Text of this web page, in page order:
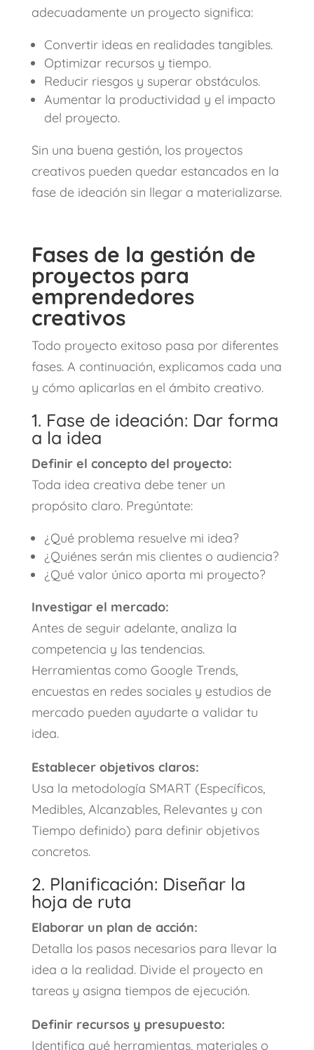
adecuadamente un proyecto significa:
Convertir ideas en realidades tangibles.
Optimizar recursos y tiempo.
Reducir riesgos y superar obstáculos.
Aumentar la productividad y el impacto
del proyecto.
Sin una buena gestión, los proyectos
creativos pueden quedar estancados en la
fase de ideación sin llegar a materializarse.
Fases de la gestión de
proyectos para
emprendedores
creativos
Todo proyecto exitoso pasa por diferentes
fases. A continuación, explicamos cada una
y cómo aplicarlas en el ámbito creativo.
1. Fase de ideación: Dar forma
a la idea
Definir el concepto del proyecto:
Toda idea creativa debe tener un
propósito claro. Pregúntate:
¿Qué problema resuelve mi idea?
¿Quiénes serán mis clientes o audiencia?
¿Qué valor único aporta mi proyecto?
Investigar el mercado:
Antes de seguir adelante, analiza la
competencia y las tendencias.
Herramientas como Google Trends,
encuestas en redes sociales y estudios de
mercado pueden ayudarte a validar tu
idea.
Establecer objetivos claros:
Usa la metodología SMART (Específicos,
Medibles, Alcanzables, Relevantes y con
Tiempo definido) para definir objetivos
concretos.
2. Planificación: Diseñar la
hoja de ruta
Elaborar un plan de acción:
Detalla los pasos necesarios para llevar la
idea a la realidad. Divide el proyecto en
tareas y asigna tiempos de ejecución.
Definir recursos y presupuesto:
Identifica qué herramientas, materiales o